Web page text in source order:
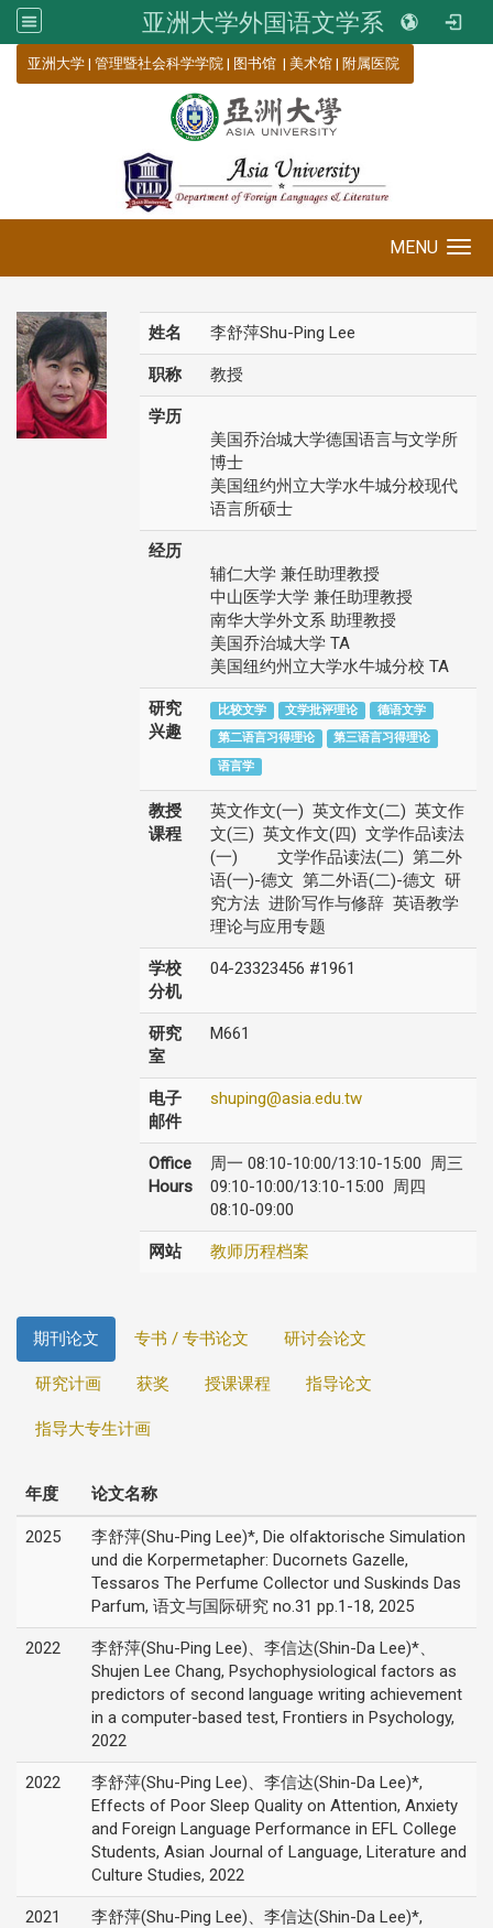
亚洲大学外国语文学系
亚洲大学 | 管理暨社会科学学院 | 图书馆 | 美术馆 | 附属医院
MENU
姓名 李舒萍Shu-Ping Lee
职称 教授
学历
美国乔治城大学德国语言与文学所
博士
美国纽约州立大学水牛城分校现代
语言所硕士
经历
辅仁大学 兼任助理教授
中山医学大学 兼任助理教授
南华大学外文系 助理教授
美国乔治城大学 TA
美国纽约州立大学水牛城分校 TA
研究
兴趣
比较文学 文学批评理论
德语文学
第二语言习得理论
第三语言习得理论
语言学
教授
课程
英文作文(一) 英文作文(二) 英文作
文(三) 英文作文(四) 文学作品读法
(一) 文学作品读法(二) 第二外
语(一)-德文 第二外语(二)-德文 研
究方法 进阶写作与修辞 英语教学
理论与应用专题
学校
分机
04-23323456 #1961
研究
室
M661
电子
邮件
shuping@asia.edu.tw
Office
Hours
周一 08:10-10:00/13:10-15:00 周三
09:10-10:00/13:10-15:00 周四
08:10-09:00
网站 教师历程档案
期刊论文 专书 / 专书论文 研讨会论文
研究计画 获奖 授课课程 指导论文
指导大专生计画
年度 论文名称
2025
李舒萍(Shu-Ping Lee)*, Die olfaktorische Simulation
und die Korpermetapher: Ducornets Gazelle,
Tessaros The Perfume Collector und Suskinds Das
Parfum, 语文与国际研究 no.31 pp.1-18, 2025
2022
李舒萍(Shu-Ping Lee)、李信达(Shin-Da Lee)*、
Shujen Lee Chang, Psychophysiological factors as
predictors of second language writing achievement
in a computer-based test, Frontiers in Psychology,
2022
2022
李舒萍(Shu-Ping Lee)、李信达(Shin-Da Lee)*,
Effects of Poor Sleep Quality on Attention, Anxiety
and Foreign Language Performance in EFL College
Students, Asian Journal of Language, Literature and
Culture Studies, 2022
2021
李舒萍(Shu-Ping Lee)、李信达(Shin-Da Lee)*,